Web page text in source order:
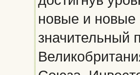
новые и новые
значительный